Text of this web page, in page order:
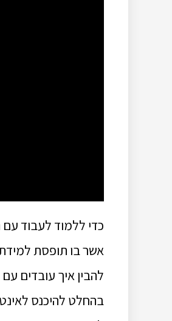
כדי ללמוד לעבוד
אשר בו תופסת
בהחלט להיכנס